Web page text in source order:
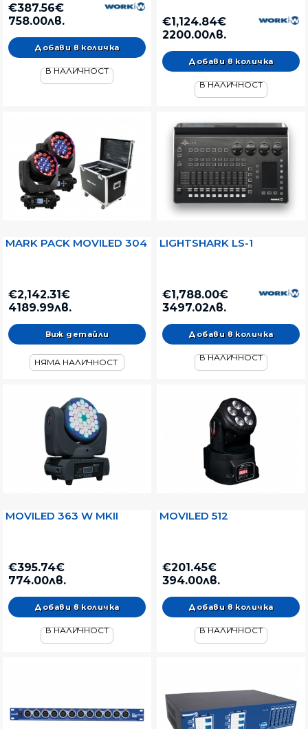
€387.56€
758.00лв.
В НАЛИЧНОСТ
€1,124.84€
2200.00лв.
В НАЛИЧНОСТ
MARK PACK MOVILED 304
€2,142.31€
4189.99лв.
Виж детайли
НЯМА НАЛИЧНОСТ
LIGHTSHARK LS-1
€1,788.00€
3497.02лв.
В НАЛИЧНОСТ
MOVILED 363 W MKII
€395.74€
774.00лв.
В НАЛИЧНОСТ
MOVILED 512
€201.45€
394.00лв.
В НАЛИЧНОСТ